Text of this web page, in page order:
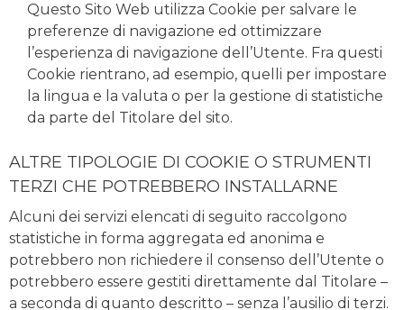
Questo Sito Web utilizza Cookie per salvare le
preferenze di navigazione ed ottimizzare
l’esperienza di navigazione dell’Utente. Fra questi
Cookie rientrano, ad esempio, quelli per impostare
la lingua e la valuta o per la gestione di statistiche
da parte del Titolare del sito.
ALTRE TIPOLOGIE DI COOKIE O STRUMENTI
TERZI CHE POTREBBERO INSTALLARNE
Alcuni dei servizi elencati di seguito raccolgono
statistiche in forma aggregata ed anonima e
potrebbero non richiedere il consenso dell’Utente o
potrebbero essere gestiti direttamente dal Titolare –
a seconda di quanto descritto – senza l’ausilio di terzi.